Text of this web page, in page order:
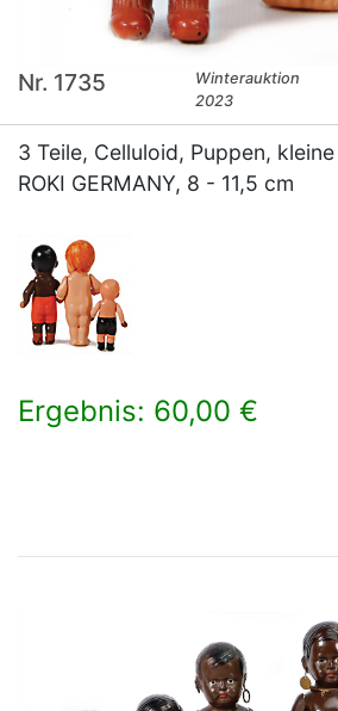
Nr. 1735
Winterauktion
2023
3 Teile, Celluloid, Puppen,
ROKI GERMANY, 8 - 11,5 cm
Ergebnis: 60,00 €